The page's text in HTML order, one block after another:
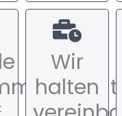
Wir
halten